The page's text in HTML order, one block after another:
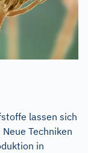
lassen sich
Techniken
in